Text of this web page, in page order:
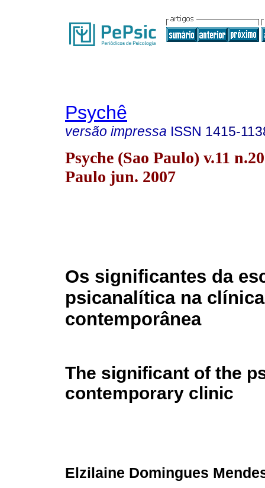
Psychê
versão impressa ISSN 1415-
Psyche (Sao Paulo) v.11
Paulo jun. 2007
Os significantes da
psicanalítica na clínica
contemporânea
The significant of the
contemporary clinic
Elzilaine Domingues